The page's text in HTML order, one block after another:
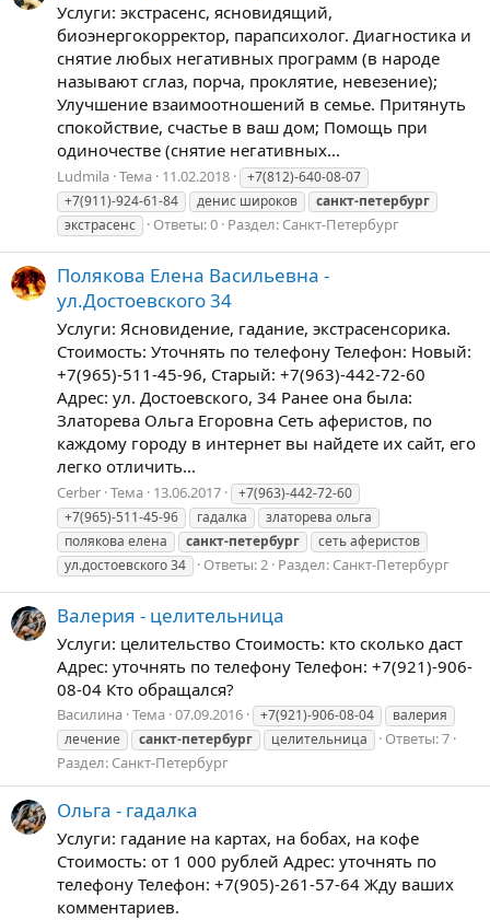
Услуги: экстрасенс, ясновидящий,
биоэнергокорректор, парапсихолог. Диагностика и
снятие любых негативных программ (в народе
называют сглаз, порча, проклятие, невезение);
Улучшение взаимоотношений в семье. Притянуть
спокойствие, счастье в ваш дом; Помощь при
одиночестве (снятие негативных...
Ludmila Тема 11.02.2018
+7(812)-640-08-07
+7(911)-924-61-84
денис широков
санкт-петербург
экстрасенс
Ответы: 0 Раздел: Санкт-Петербург
Полякова Елена Васильевна -
ул.Достоевского 34
Услуги: Ясновидение, гадание, экстрасенсорика.
Стоимость: Уточнять по телефону Телефон: Новый:
+7(965)-511-45-96, Старый: +7(963)-442-72-60
Адрес: ул. Достоевского, 34 Ранее она была:
Златорева Ольга Егоровна Сеть аферистов, по
каждому городу в интернет вы найдете их сайт, его
легко отличить...
Cerber Тема 13.06.2017
+7(963)-442-72-60
+7(965)-511-45-96
гадалка
златорева ольга
полякова елена
санкт-петербург
сеть аферистов
ул.достоевского 34
Ответы: 2 Раздел: Санкт-Петербург
Валерия - целительница
Услуги: целительство Стоимость: кто сколько даст
Адрес: уточнять по телефону Телефон: +7(921)-906-
08-04 Кто обращался?
Василина Тема 07.09.2016 +7(921)-906-08-04
валерия
лечение
санкт-петербург целительница
Ответы: 7
Раздел: Санкт-Петербург
Ольга - гадалка
Услуги: гадание на картах, на бобах, на кофе
Стоимость: от 1 000 рублей Адрес: уточнять по
телефону Телефон: +7(905)-261-57-64 Жду ваших
комментариев.